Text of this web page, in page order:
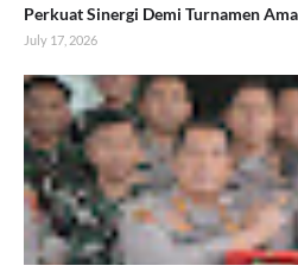
Perkuat Sinergi Demi Turnamen
July 17, 2026